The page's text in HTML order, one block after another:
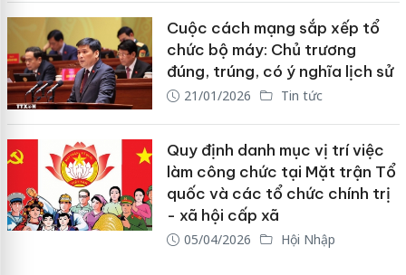
Cuộc cách mạng sắp xếp tổ
chức bộ máy: Chủ trương
đúng, trúng, có ý nghĩa lịch sử
21/01/2026 Tin tức
Quy định danh mục vị trí việc
làm công chức tại Mặt trận Tổ
quốc và các tổ chức chính trị
- xã hội cấp xã
05/04/2026 Hội Nhập